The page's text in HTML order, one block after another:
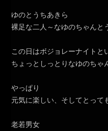
ゆのとうちあきら
裸足な二人～なゆのちゃんと
この日はボジョレーナイトと
ちょっとしっとりなゆのちゃ
やっぱり
元気に楽しい、そしてとって
老若男女